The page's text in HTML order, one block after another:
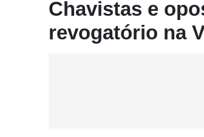
Chavistas e
revogatório na